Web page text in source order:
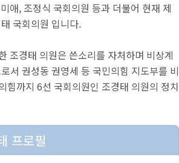
애, 조정식 국회의원 등과 더불어 현재 제
국회의원 입니다.
조경태 의원은 쓴소리를 자처하며 비상계
서 권성동 권영세 등 국민의힘 지도부를 비
힘까지 6선 국회의원인 조경태 의원의 정치
프로필